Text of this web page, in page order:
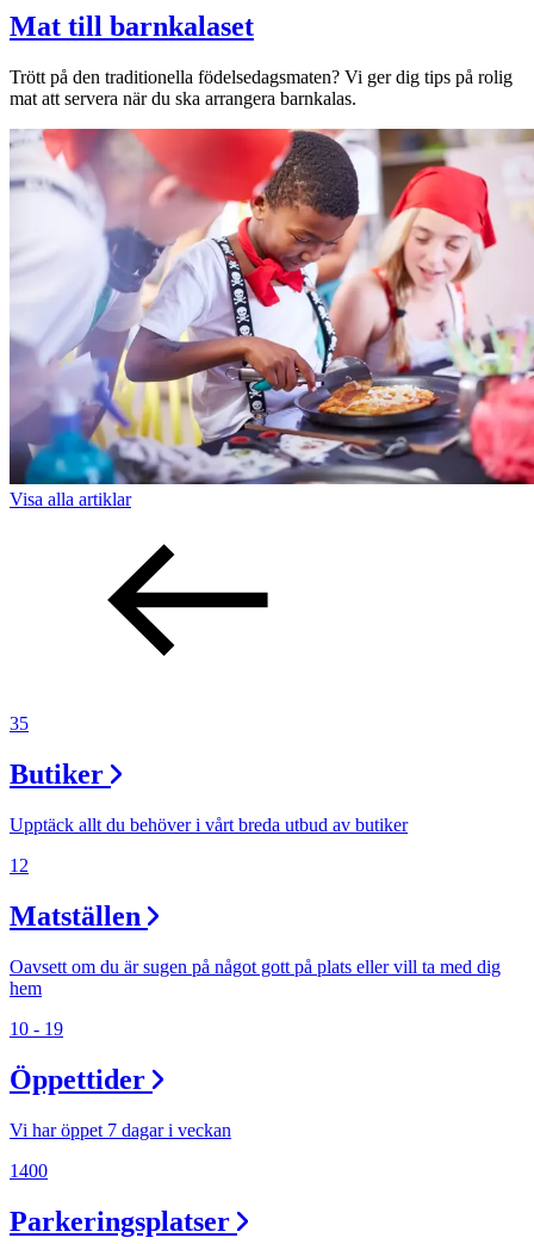
Mat till barnkalaset
Trött på den traditionella födelsedagsmaten? Vi ger dig tips på rolig
mat att servera när du ska arrangera barnkalas.
Visa alla artiklar
35
Butiker
Upptäck allt du behöver i vårt breda utbud av butiker
12
Matställen
Oavsett om du är sugen på något gott på plats eller vill ta med dig
hem
10 - 19
Öppettider
Vi har öppet 7 dagar i veckan
1400
Parkeringsplatser